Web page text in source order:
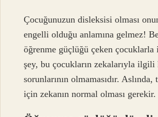
Çocuğunuzun disleksisi olması
engelli olduğu anlamına gelmez!
öğrenme güçlüğü çeken
şey, bu çocukların zekalarıyla
sorunlarının olmamasıdır. Aslında,
için zekanın normal olması gerekir.